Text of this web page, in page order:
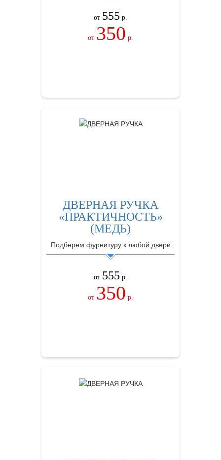
от 555 р.
от 350 р.
ДВЕРНАЯ РУЧКА
«ПРАКТИЧНОСТЬ»
(МЕДЬ)
Подберем фурнитуру к любой двери
от 555 р.
от 350 р.